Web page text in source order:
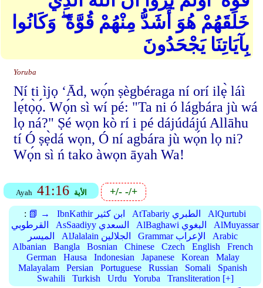
خَلَقَهُمْ هُوَ أَشَدُّ مِنْهُمْ قُوَّةً ۖ وَكَانُوا
بِآيَاتِنَا يَجْحَدُونَ
Yoruba
Ní ti ìjọ ‘Ād, wọ́n ṣègbéraga ní orí ilẹ̀ láì
lẹ́tọ̀ọ́. Wọ́n sì wí pé: "Ta ni ó lágbára jù wá
lọ ná?" Ṣé wọn kò rí i pé dájúdájú Allāhu
tí Ó ṣẹ̀dá wọn, Ó ní agbára jù wọ́n lọ ni?
Wọ́n sì ń tako àwọn āyah Wa!
Ayah 41:16 الأية +/--/+
: 📗 → IbnKathir ابن كثير AtTabariy الطبري
AlQurtubi
القرطوبي
AsSaadiyy السعدي AlBaghawi البغوي
AlMuyassar
الميسر
AlJalalain الجلالين Grammar الإعراب
Arabic
Albanian
Bangla Bosnian Chinese Czech English
French
German
Hausa Indonesian Japanese Korean
Malay
Malayalam
Persian Portuguese Russian Somali
Spanish
Swahili
Turkish Urdu Yoruba Transliteration [+]